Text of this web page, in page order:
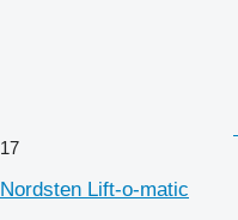
17
Nordsten Lift-o-matic